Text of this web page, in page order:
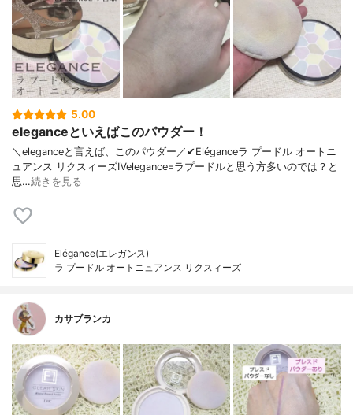
5.00
eleganceといえばこのパウダー！
＼eleganceと言えば、このパウダー／✔︎Eléganceラ プードル オートニ
ュアンス リクスィーズⅣelegance=ラプードルと思う方多いのでは？と
思…続きを見る
Elégance(エレガンス)
ラ プードル オートニュアンス リクスィーズ
カサブランカ